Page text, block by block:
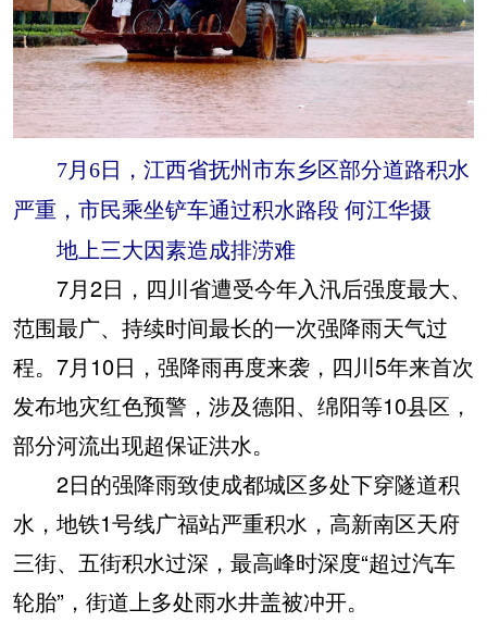
7月6日，江西省抚州市东乡区部分道路积水
严重，市民乘坐铲车通过积水路段 何江华摄
地上三大因素造成排涝难
7月2日，四川省遭受今年入汛后强度最大、
范围最广、持续时间最长的一次强降雨天气过
程。7月10日，强降雨再度来袭，四川5年来首次
发布地灾红色预警，涉及德阳、绵阳等10县区，
部分河流出现超保证洪水。
2日的强降雨致使成都城区多处下穿隧道积
水，地铁1号线广福站严重积水，高新南区天府
三街、五街积水过深，最高峰时深度“超过汽车
轮胎”，街道上多处雨水井盖被冲开。